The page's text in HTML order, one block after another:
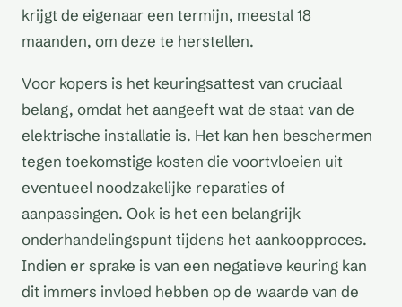
krijgt de eigenaar een termijn, meestal 18
maanden, om deze te herstellen.
Voor kopers is het keuringsattest van cruciaal
belang, omdat het aangeeft wat de staat van de
elektrische installatie is. Het kan hen beschermen
tegen toekomstige kosten die voortvloeien uit
eventueel noodzakelijke reparaties of
aanpassingen. Ook is het een belangrijk
onderhandelingspunt tijdens het aankoopproces.
Indien er sprake is van een negatieve keuring kan
dit immers invloed hebben op de waarde van de